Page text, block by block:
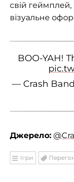
свій геймплей,
візуальне
BOO-YAH!
— Crash
Джерело:
Ігри